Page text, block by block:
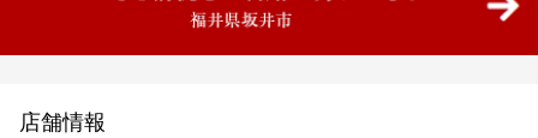
店舗情報